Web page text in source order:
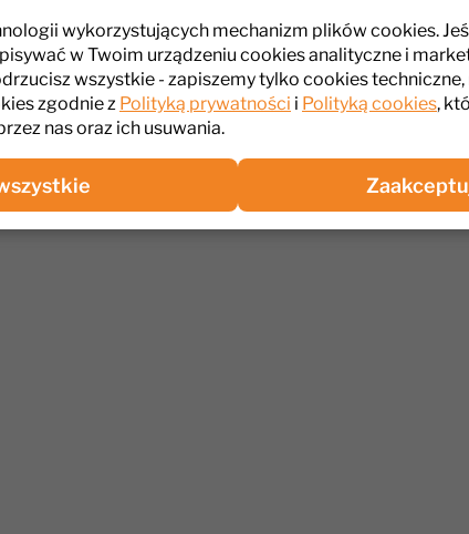
wykorzystujących mechanizm plików cookies.
w Twoim urządzeniu cookies analityczne i
wszystkie - zapiszemy tylko cookies techniczne,
zgodnie z Polityką prywatności i Polityką cookies,
nas oraz ich usuwania.
EVERPURE QL1 1/4 to profesjonalne i
wody, idealne do zastosowań w obiektach
wysokiej jakości wody.
za produkt